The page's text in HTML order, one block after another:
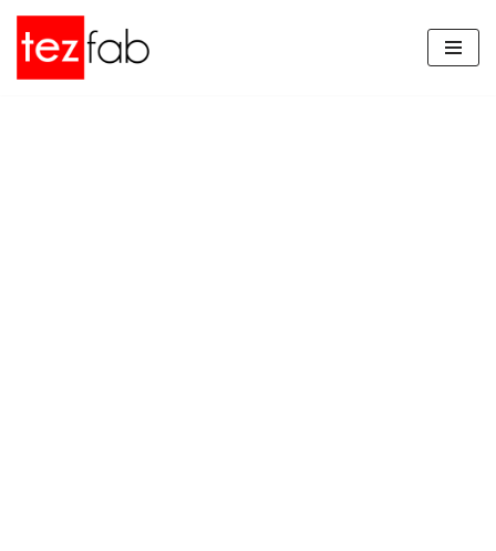
İçeriğe
geç